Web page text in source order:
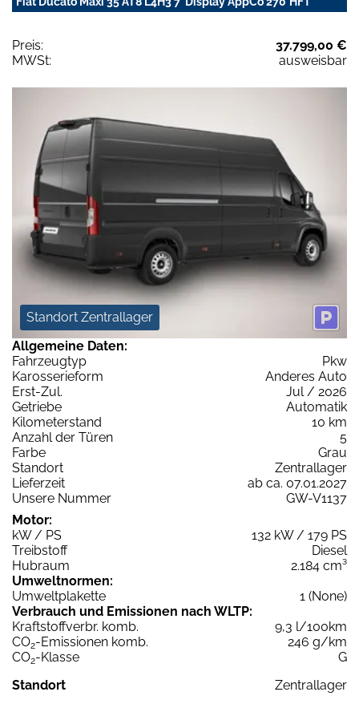
Preis:
37.799,00 €
MWSt:
ausweisbar
Standort Zentrallager
Allgemeine Daten:
Fahrzeugtyp
Pkw
Karosserieform
Anderes Auto
Erst-Zul.
Jul / 2026
Getriebe
Automatik
Kilometerstand
10 km
Anzahl der Türen
5
Farbe
Grau
Standort
Zentrallager
Lieferzeit
ab ca. 07.01.2027
Unsere Nummer
GW-V1137
Motor:
kW / PS
132 kW / 179 PS
Treibstoff
Diesel
Hubraum
2.184 cm³
Umweltnormen:
Umweltplakette
1 (None)
Verbrauch und Emissionen nach WLTP:
Kraftstoffverbr. komb.
9,3 l/100km
CO2-Emissionen komb.
246 g/km
CO2-Klasse
G
Standort
Zentrallager